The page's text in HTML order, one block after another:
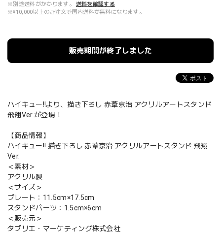
※別途送料がかかります。
送料を確認する
※¥10,000以上のご注文で国内送料が無料になります。
販売期間が終了しました
ハイキュー!!より、描き下ろし 赤葦京治 アクリルアートスタンド
飛翔Ver.が登場！
【商品情報】
ハイキュー!! 描き下ろし 赤葦京治 アクリルアートスタンド 飛翔
Ver.
＜素材＞
アクリル製
＜サイズ＞
プレート：11.5cm×17.5cm
スタンドパーツ：1.5cm×6cm
＜販売元＞
タブリエ・マーケティング株式会社